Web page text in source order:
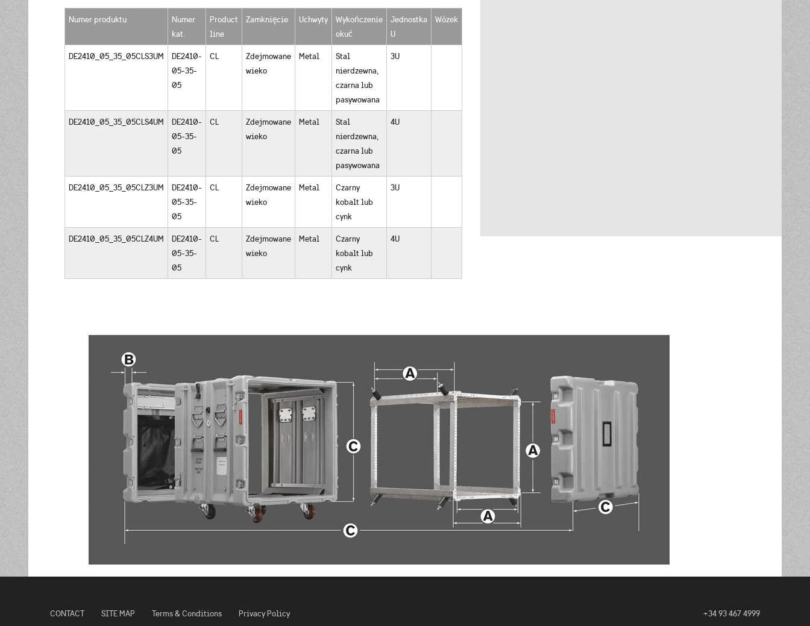
Numer produktu
Numer
kat.
Product
line
Zamknięcie Uchwyty
Wykończenie
okuć
Jednostka
U
Wózek
DE2410_05_35_05CLS3UM
DE2410-
05-35-
05
CL
Zdejmowane
wieko
Metal
Stal
nierdzewna,
czarna lub
pasywowana
3U
DE2410_05_35_05CLS4UM
DE2410-
05-35-
05
CL
Zdejmowane
wieko
Metal
Stal
nierdzewna,
czarna lub
pasywowana
4U
DE2410_05_35_05CLZ3UM
DE2410-
05-35-
05
CL
Zdejmowane
wieko
Metal
Czarny
kobalt lub
cynk
3U
DE2410_05_35_05CLZ4UM
DE2410-
05-35-
05
CL
Zdejmowane
wieko
Metal
Czarny
kobalt lub
cynk
4U
CONTACT SITE MAP Terms & Conditions Privacy Policy +34 93 467 4999